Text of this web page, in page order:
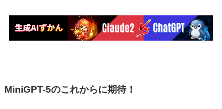
MiniGPT-5のこれからに期待！